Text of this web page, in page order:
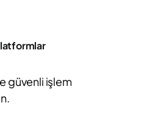
güvenli işlem